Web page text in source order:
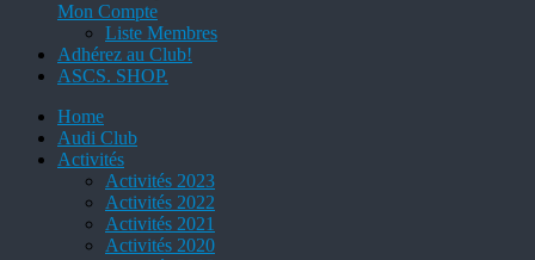
Mon Compte
Liste Membres
Adhérez au Club!
ASCS. SHOP.
Home
Audi Club
Activités
Activités 2023
Activités 2022
Activités 2021
Activités 2020